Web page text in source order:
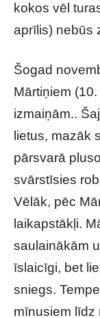
kokos vēl
aprīlis) nebūs
Šogad
Mārtiņiem
izmaiņām..
lietus, mazāk
pārsvarā
svārstīsies
Vēlāk, pēc
laikapstākļi.
saulainākām
īslaicīgi, bet
sniegs.
mīnusiem līdz